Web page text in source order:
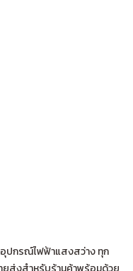
อุปกรณ์ไฟฟ้าแสงสว่าง ทุก